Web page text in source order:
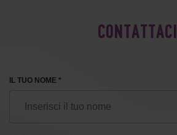
CONTATTACI
IL TUO NOME *